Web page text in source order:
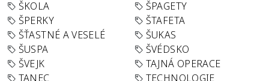
ŠKOLA
ŠPAGETY
ŠPERKY
ŠTAFETA
ŠŤASTNÉ A VESELÉ
ŠUKAS
ŠUSPA
ŠVÉDSKO
ŠVEJK
TAJNÁ OPERACE
TANEC
TECHNOLOGIE